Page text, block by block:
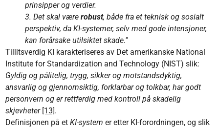
prinsipper og verdier.
3. Det skal værerobust, både fra et teknisk og sosialt
perspektiv, da KI-systemer, selv med gode intensjoner,
kan forårsake utilsiktet skade."
Tillitsverdig KI karakteriseres av Det amerikanske National
Institute for Standardization and Technology (NIST) slik:
Gyldig og pålitelig, trygg, sikker og motstandsdyktig,
ansvarlig og gjennomsiktig, forklarbar og tolkbar, har godt
personvern og er rettferdig med kontroll på skadelig
skjevheter [13].
Definisjonen på etKI-system er etter KI-forordningen, og slik